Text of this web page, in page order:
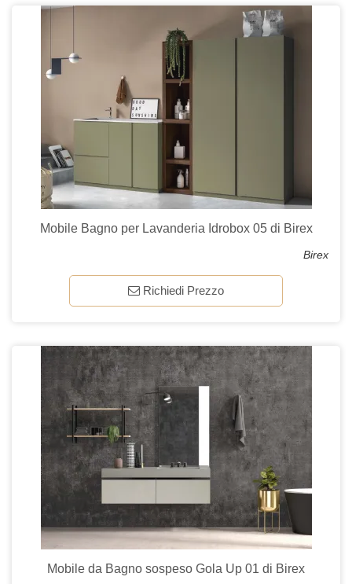
Mobile Bagno per Lavanderia Idrobox 05 di Birex
Birex
Richiedi Prezzo
Mobile da Bagno sospeso Gola Up 01 di Birex